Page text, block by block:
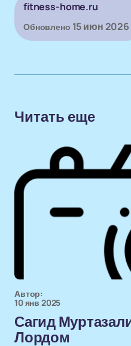
fitness-home.ru
Обновлено 15 июн 2026
Читать еще
Автор:
10 янв 2025
Сагид
Лордом